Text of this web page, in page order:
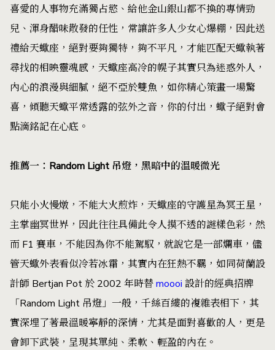
喜愛的人事物充滿獨占慾、給他金山銀山都不換的專情勁
兒、渾身醋味散發的任性，常讓許多人少女心爆棚，因此送
禮給天蠍座，絕對要夠獨特，夠不平凡，才能匹配天蠍執著
尋找的相映靈魂感，天蠍座高冷的幌子其實只為迷惑外人，
內心的浪漫與細膩，絕不亞於雙魚，如你精心策畫一場驚
喜，傾聽天蠍平常透露的弦外之音，你的付出，蠍子絕對會
點滴銘記在心底。
推薦一：Random Light 吊燈，黑暗中的溫暖微光
只能小火慢燉，不能大火煎炸，天蠍座的守護星為冥王星，
主掌幽冥世界，因此往往具備此令人摸不透的謎樣色彩，然
而 F1 賽車，不能因為你不能駕馭，就說它是一部爛車，儘
管天蠍外表看似冷若冰霜，其實內在狂熱不羈，如同荷蘭設
計師 Bertjan Pot 於 2002 年時替moooi 設計的經典招牌
「Random Light 吊燈」一般，千絲百縷的複雜表相下，其
實深埋了著最溫暖寧靜的深情，尤其是面對喜歡的人，更是
會卸下武裝，呈現其單純、柔軟、輕盈的內在。